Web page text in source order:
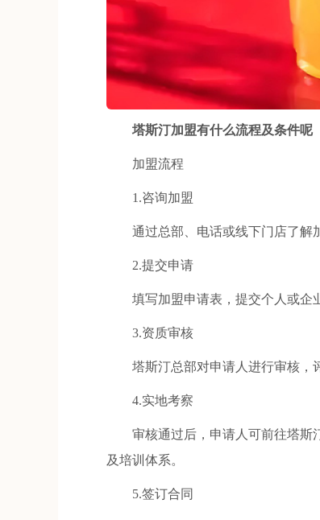
塔斯汀加盟有什么流程及条件呢
加盟流程
1.咨询加盟
通过总部、电话或线下门店了解加
2.提交申请
填写加盟申请表，提交个人或企业
3.资质审核
塔斯汀总部对申请人进行审核，评
4.实地考察
审核通过后，申请人可前往塔斯
及培训体系。
5.签订合同